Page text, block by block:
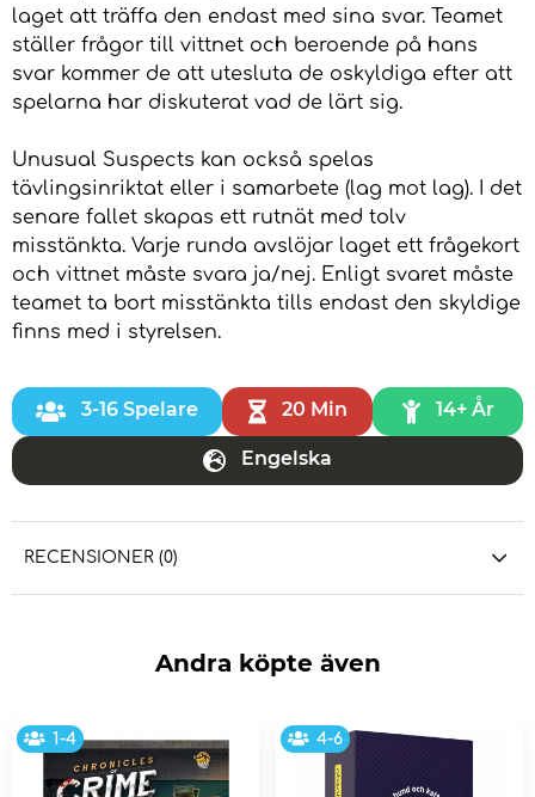
laget att träffa den endast med sina svar. Teamet
ställer frågor till vittnet och beroende på hans
svar kommer de att utesluta de oskyldiga efter att
spelarna har diskuterat vad de lärt sig.
Unusual Suspects kan också spelas
tävlingsinriktat eller i samarbete (lag mot lag). I det
senare fallet skapas ett rutnät med tolv
misstänkta. Varje runda avslöjar laget ett frågekort
och vittnet måste svara ja/nej. Enligt svaret måste
teamet ta bort misstänkta tills endast den skyldige
finns med i styrelsen.
3-16 Spelare 20 Min 14+ År
Engelska
RECENSIONER (0)
Andra köpte även
1-4 4-6